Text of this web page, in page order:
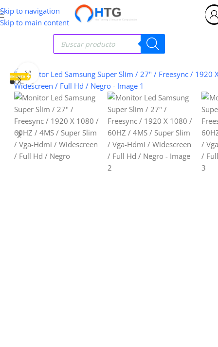
Skip to navigation
Skip to main content
Clic para ampliar